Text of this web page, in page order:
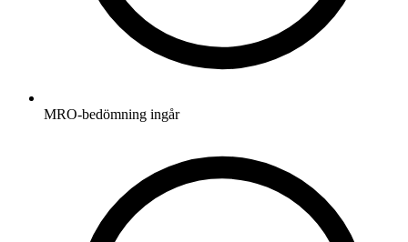
MRO-bedömning ingår